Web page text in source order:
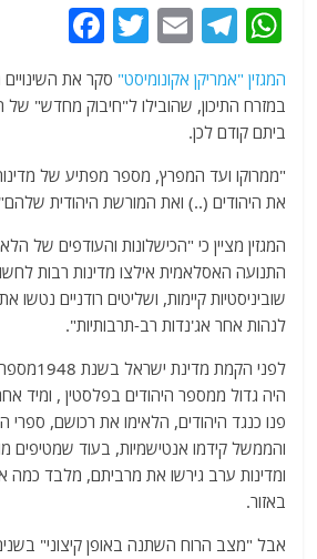
W
at
s
A
p
p
T
e
g
ra
m
E
ai
T
itt
er
c
b
o
o
k
המגזין "אמריקן אקונומיסט" סקר את
במזרח התיכון, שהובילו ל"חיבוק מחדש" של
ביתם קודם לכן.
"ממרוקו ועד המפרץ, מספר מפתיע של
את היהודים (..) ואת המורשת היהודית
המגזין מציין כי "הכישלונות והעודפים של
התנועה האסלאמית אילצו מדינות רבות
שוביניסטיות קיימות, ושליטים רודניים נטשו
לנהות אחר אג'נדות רב-תרבותיות".
לפני הקמת
פנו כנגד היהודים, הלאימו את רכושם, ספרי
והממשל קידמו אנטישמיות, בעוד שמטיפים
ומדינות ערב גירשו את מרביתם, מלבד כמה
באזור.
אבל "מצב הרוח השתנה באופן קיצוני"